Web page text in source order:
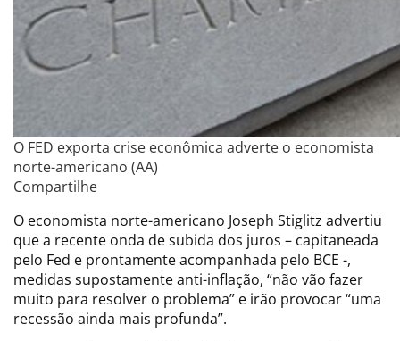
O FED exporta crise econômica adverte o economista
norte-americano (AA)
Compartilhe
O economista norte-americano Joseph Stiglitz advertiu
que a recente onda de subida dos juros – capitaneada
pelo Fed e prontamente acompanhada pelo BCE -,
medidas supostamente anti-inflação, “não vão fazer
muito para resolver o problema” e irão provocar “uma
recessão ainda mais profunda”.